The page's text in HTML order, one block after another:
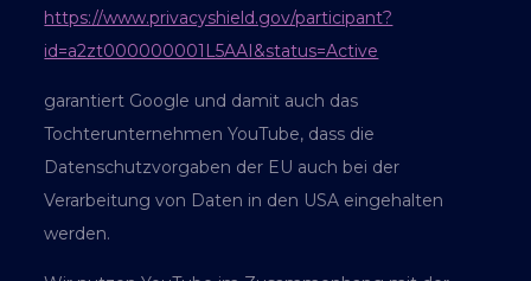
https://www.privacyshield.gov/participant?
id=a2zt000000001L5AAI&status=Active
garantiert Google und damit auch das
Tochterunternehmen YouTube, dass die
Datenschutzvorgaben der EU auch bei der
Verarbeitung von Daten in den USA eingehalten
werden.